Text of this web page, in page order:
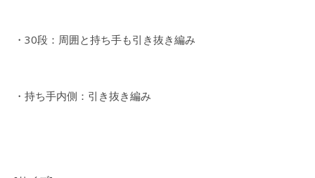
・30段：周囲と持ち手も引き抜き編み
・持ち手内側：引き抜き編み